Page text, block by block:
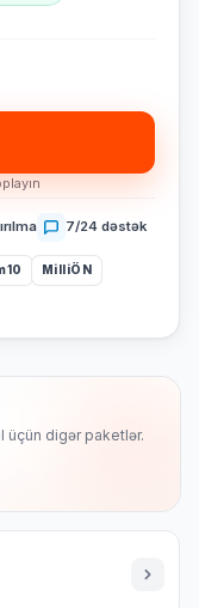
7/24 dəstək
MilliÖN
üçün digər paketlər.